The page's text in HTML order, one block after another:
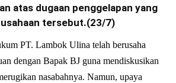
atas dugaan penggelapan yang
tersebut.(23/7)
PT. Lambok Ulina telah berusaha
dengan Bapak BJ guna mendiskusikan
nasabahnya. Namun, upaya